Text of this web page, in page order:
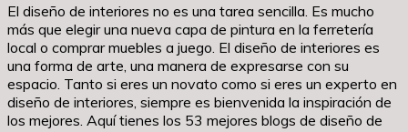
El diseño de interiores no es una tarea sencilla. Es mucho
más que elegir una nueva capa de pintura en la ferretería
local o comprar muebles a juego. El diseño de interiores es
una forma de arte, una manera de expresarse con su
espacio. Tanto si eres un novato como si eres un experto en
diseño de interiores, siempre es bienvenida la inspiración de
los mejores. Aquí tienes los 53 mejores blogs de diseño de